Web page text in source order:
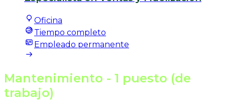
Oficina
Tiempo completo
Empleado permanente
Mantenimiento - 1 puesto (de
trabajo)